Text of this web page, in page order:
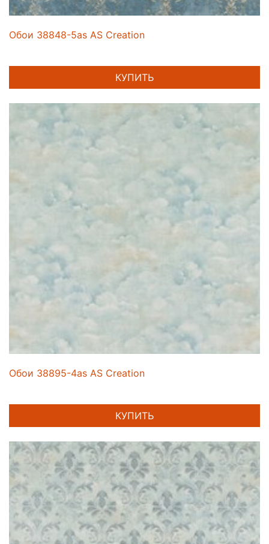
Обои 38848-5as AS Creation
КУПИТЬ
Обои 38895-4as AS Creation
КУПИТЬ